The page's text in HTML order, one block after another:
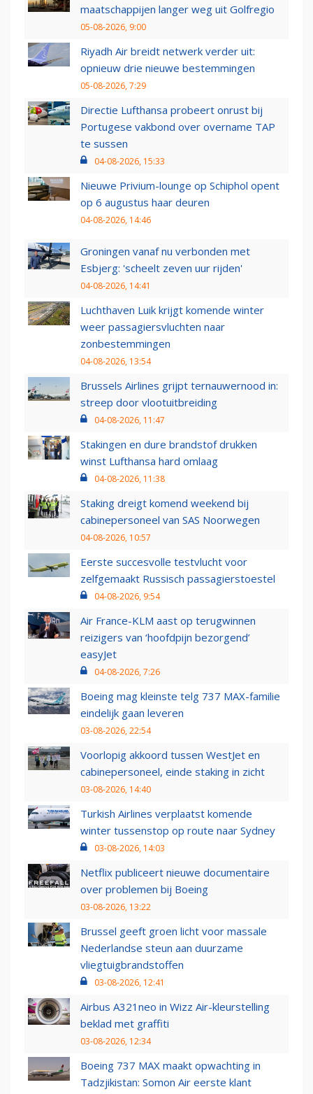
maatschappijen langer weg uit Golfregio
05-08-2026, 9:00
Riyadh Air breidt netwerk verder uit:
opnieuw drie nieuwe bestemmingen
05-08-2026, 7:29
Directie Lufthansa probeert onrust bij
Portugese vakbond over overname TAP
te sussen
04-08-2026, 15:33
Nieuwe Privium-lounge op Schiphol opent
op 6 augustus haar deuren
04-08-2026, 14:46
Groningen vanaf nu verbonden met
Esbjerg: 'scheelt zeven uur rijden'
04-08-2026, 14:41
Luchthaven Luik krijgt komende winter
weer passagiersvluchten naar
zonbestemmingen
04-08-2026, 13:54
Brussels Airlines grijpt ternauwernood in:
streep door vlootuitbreiding
04-08-2026, 11:47
Stakingen en dure brandstof drukken
winst Lufthansa hard omlaag
04-08-2026, 11:38
Staking dreigt komend weekend bij
cabinepersoneel van SAS Noorwegen
04-08-2026, 10:57
Eerste succesvolle testvlucht voor
zelfgemaakt Russisch passagierstoestel
04-08-2026, 9:54
Air France-KLM aast op terugwinnen
reizigers van ‘hoofdpijn bezorgend’
easyJet
04-08-2026, 7:26
Boeing mag kleinste telg 737 MAX-familie
eindelijk gaan leveren
03-08-2026, 22:54
Voorlopig akkoord tussen WestJet en
cabinepersoneel, einde staking in zicht
03-08-2026, 14:40
Turkish Airlines verplaatst komende
winter tussenstop op route naar Sydney
03-08-2026, 14:03
Netflix publiceert nieuwe documentaire
over problemen bij Boeing
03-08-2026, 13:22
Brussel geeft groen licht voor massale
Nederlandse steun aan duurzame
vliegtuigbrandstoffen
03-08-2026, 12:41
Airbus A321neo in Wizz Air-kleurstelling
beklad met graffiti
03-08-2026, 12:34
Boeing 737 MAX maakt opwachting in
Tadzjikistan: Somon Air eerste klant